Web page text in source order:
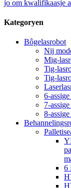
jo om kwalifikaasje
Kategoryen
Bôgelasrobot
Nij
Mig-
Tig-
Tig-
6-
7-
8-
6